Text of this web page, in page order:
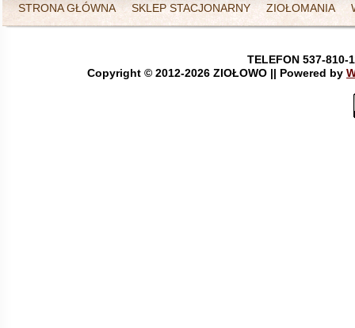
STRONA GŁÓWNA
SKLEP STACJONARNY ZIOŁOMANIA
TELEFON 537-810-
Copyright © 2012-2026 ZIOŁOWO || Powered by